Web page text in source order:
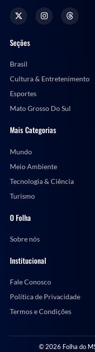
Seções
Brasil
Cultura & Entretenimento
Esportes
Mato Grosso Do Sul
Mais Categorias
Mundo
Meio Ambiente
Tecnologia & Ciência
Turismo
O Folha
Sobre nós
Institucional
Fale Conosco
Política de Privacidade
Termos e Condições
© 2026 Folha do